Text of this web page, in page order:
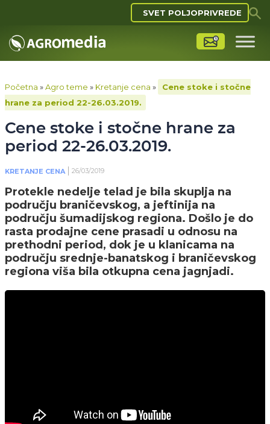
SVET POLJOPRIVREDE
Početna »Agro teme » Kretanje cena »
Cene stoke i stočne
hrane za period 22-26.03.2019.
Cene stoke i stočne hrane za
period 22-26.03.2019.
KRETANJE CENA 26/03/2019
Protekle nedelje telad je bila skuplja na
području braničevskog, a jeftinija na
području šumadijskog regiona. Došlo je do
rasta prodajne cene prasadi u odnosu na
prethodni period, dok je u klanicama na
području srednje-banatskog i braničevskog
regiona viša bila otkupna cena jagnjadi.